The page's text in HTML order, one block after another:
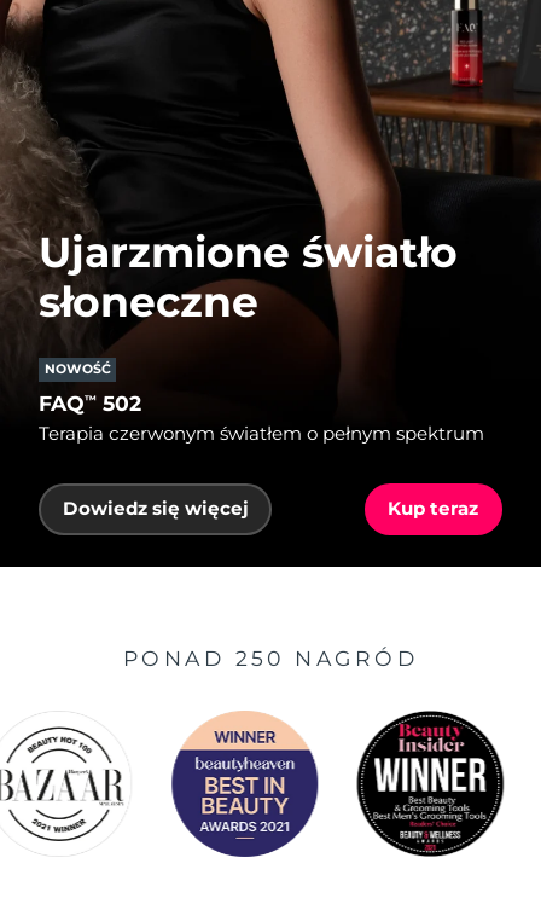
Ujarzmione światło
słoneczne
NOWOŚĆ
FAQ™ 502
Terapia czerwonym światłem o pełnym spektrum
Dowiedz się więcej Kup teraz
PONAD 250 NAGRÓD